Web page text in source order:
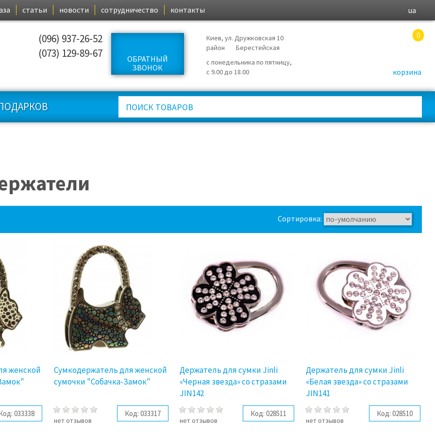
статьи новости сотрудничество контакты ua
(096) 937-26-52
(073) 129-89-67
ОБРАТНЫЙ
ЗВОНОК
Киев, ул. Дружковская 10
район
Берестейская
с понедельника по пятницу,
с 9.00 до 18.00
0
корзина
Сортировка:
женской
033338
Сумкодержатель для женской
сумочки "Собачка-Замок"
нет отзывов
Код: 033317
Держатель для сумки Jinli
«Черная звезда» со стразами
JIN142
нет отзывов
Код: 028511
Держатель для сумки Jinli
«Белая звезда» со стразами
JIN141
нет отзывов
Код: 028510